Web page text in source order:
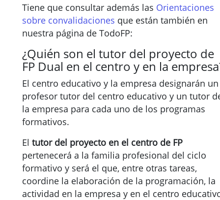
Tiene que consultar además las Orientaciones
sobre convalidaciones que están también en
nuestra página de TodoFP:
¿Quién son el tutor del proyecto de
FP Dual en el centro y en la
El centro educativo y la empresa designarán un
profesor tutor del centro educativo y un tutor
la empresa para cada uno de los programas
formativos.
El tutor del proyecto en el centro de FP
pertenecerá a la familia profesional del ciclo
formativo y será el que, entre otras tareas,
coordine la elaboración de la programación, la
actividad en la empresa y en el centro